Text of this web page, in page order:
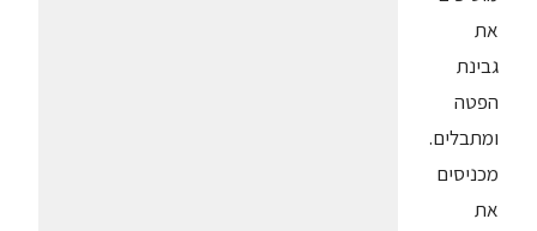
את
גבינת
הפטה
ומתבלים.
מכניסים
את